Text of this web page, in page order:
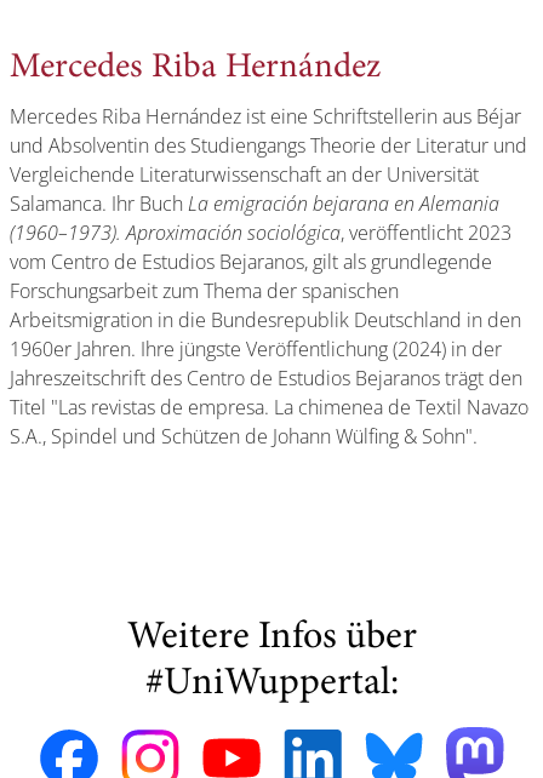
Mercedes Riba Hernández
Mercedes Riba Hernández ist eine Schriftstellerin aus Béjar
und Absolventin des Studiengangs Theorie der Literatur und
Vergleichende Literaturwissenschaft an der Universität
Salamanca. Ihr Buch La emigración bejarana en Alemania
(1960–1973). Aproximación sociológica, veröffentlicht 2023
vom Centro de Estudios Bejaranos, gilt als grundlegende
Forschungsarbeit zum Thema der spanischen
Arbeitsmigration in die Bundesrepublik Deutschland in den
1960er Jahren. Ihre jüngste Veröffentlichung (2024) in der
Jahreszeitschrift des Centro de Estudios Bejaranos trägt den
Titel "Las revistas de empresa. La chimenea de Textil Navazo
S.A., Spindel und Schützen de Johann Wülfing & Sohn".
Weitere Infos über
#UniWuppertal: